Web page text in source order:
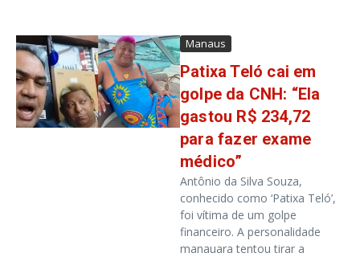
Manaus
Patixa Teló cai em
golpe da CNH: “Ela
gastou R$ 234,72
para fazer exame
médico”
Antônio da Silva Souza,
conhecido como ‘Patixa Teló’,
foi vítima de um golpe
financeiro. A personalidade
manauara tentou tirar a